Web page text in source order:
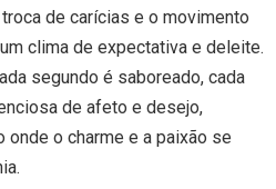
de carícias e o movimento
clima de expectativa e deleite.
segundo é saboreado, cada
de afeto e desejo,
onde o charme e a paixão se